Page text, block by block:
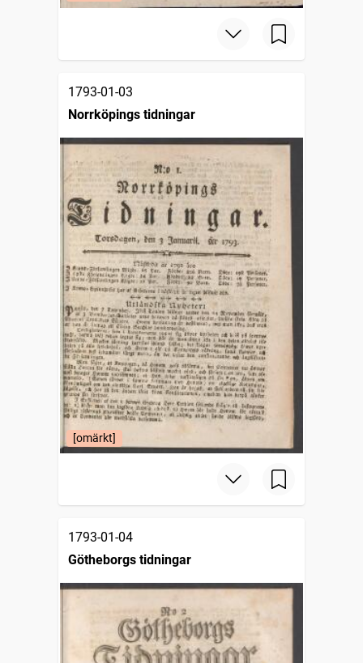
1793-01-03
Norrköpings tidningar
[omärkt]
1793-01-04
Götheborgs tidningar